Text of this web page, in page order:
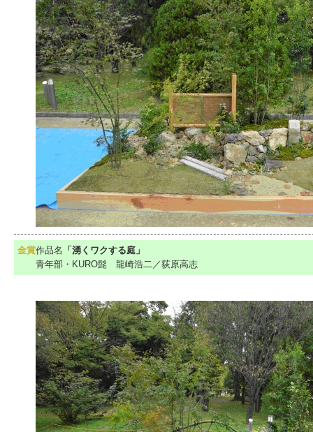
金賞作品名 「湧くワクする庭」
青年部・KURO髭 龍崎浩二／荻原高志